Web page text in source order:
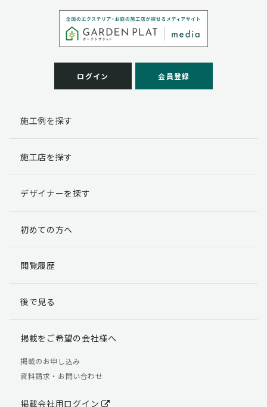
個人情報の取扱い業務の委託
弊社は事業運営上、お客様により良いサービスを提供す
るために業務の一部を外部に委託しており、業務委託先
客様には、貴殿の個人情報の利用目的の通知、開示、訂
理・機密保持などによりお客様の個人情報の漏洩防止に
個人情報提出の任意性
す。
らかじめご了承ください。
個人情報の開示請求について
る権利があります。
「個人情報の取り扱いについて」
【お問合せ先】 個人情報問合せ窓口
TEL：03-5411-7891（平日9:00 ～ 18:00）
ログイン 会員登録
施工例を探す
施工店を探す
デザイナーを探す
初めての方へ
閲覧履歴
後で見る
掲載をご希望の会社様へ
掲載のお申し込み
資料請求・お問い合わせ
掲載会社用ログイン